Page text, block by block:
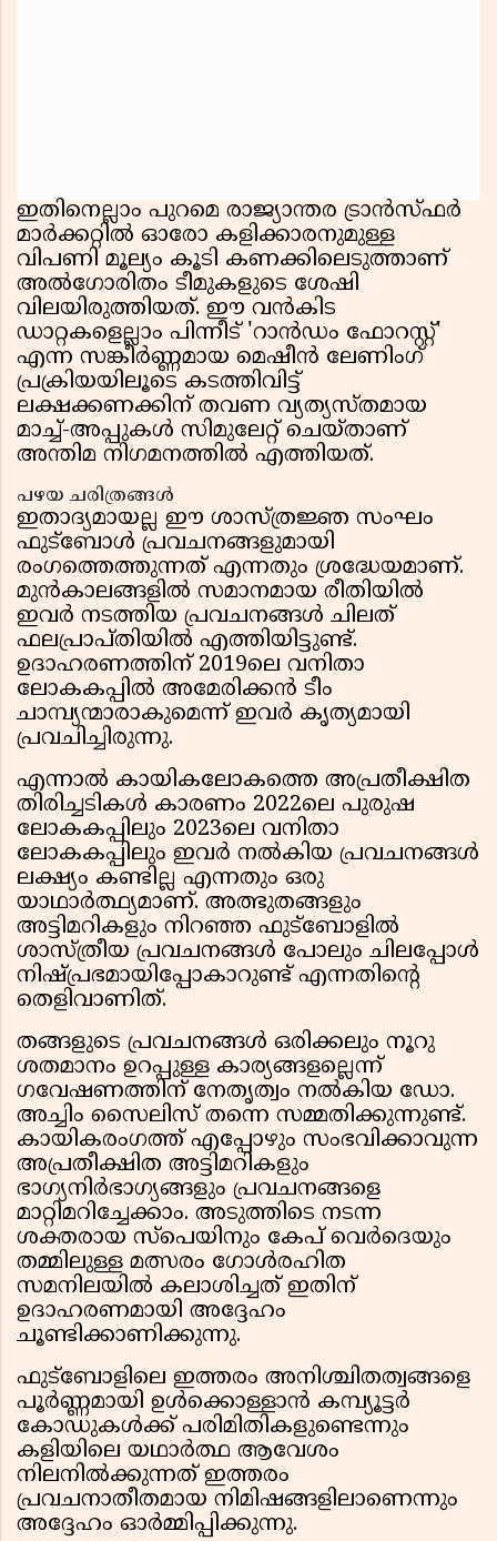
ഇതിനെല്ലാം പുറമെ രാജ്യാന്തര ട്രാൻസ്ഫർ
മാർക്കറ്റിൽ ഓരോ കളിക്കാരനുമുള്ള
വിപണി മൂല്യം കൂടി കണക്കിലെടുത്താണ്
അൽഗോരിതം ടീമുകളുടെ ശേഷി
വിലയിരുത്തിയത്. ഈ വൻകിട
ഡാറ്റകളെല്ലാം പിന്നീട് 'റാൻഡം ഫോറസ്റ്റ്'
എന്ന സങ്കീർണ്ണമായ മെഷീൻ ലേണിംഗ്
പ്രക്രിയയിലൂടെ കടത്തിവിട്ട്
ലക്ഷക്കണക്കിന് തവണ വ്യത്യസ്തമായ
മാച്ച്-അപ്പുകൾ സിമുലേറ്റ് ചെയ്താണ്
അന്തിമ നിഗമനത്തിൽ എത്തിയത്.
പഴയ ചരിത്രങ്ങൾ
ഇതാദ്യമായല്ല ഈ ശാസ്ത്രജ്ഞ സംഘം
ഫുട്ബോൾ പ്രവചനങ്ങളുമായി
രംഗത്തെത്തുന്നത് എന്നതും ശ്രദ്ധേയമാണ്.
മുൻകാലങ്ങളിൽ സമാനമായ രീതിയിൽ
ഇവർ നടത്തിയ പ്രവചനങ്ങൾ ചിലത്
ഫലപ്രാപ്തിയിൽ എത്തിയിട്ടുണ്ട്.
ഉദാഹരണത്തിന് 2019ലെ വനിതാ
ലോകകപ്പിൽ അമേരിക്കൻ ടീം
ചാമ്പ്യന്മാരാകുമെന്ന് ഇവർ കൃത്യമായി
പ്രവചിച്ചിരുന്നു.
എന്നാൽ കായികലോകത്തെ അപ്രതീക്ഷിത
തിരിച്ചടികൾ കാരണം 2022ലെ പുരുഷ
ലോകകപ്പിലും 2023ലെ വനിതാ
ലോകകപ്പിലും ഇവർ നൽകിയ പ്രവചനങ്ങൾ
ലക്ഷ്യം കണ്ടില്ല എന്നതും ഒരു
യാഥാർത്ഥ്യമാണ്. അത്ഭുതങ്ങളും
അട്ടിമറികളും നിറഞ്ഞ ഫുട്ബോളിൽ
ശാസ്ത്രീയ പ്രവചനങ്ങൾ പോലും ചിലപ്പോൾ
നിഷ്പ്രഭമായിപ്പോകാറുണ്ട് എന്നതിൻ്റെ
തെളിവാണിത്.
തങ്ങളുടെ പ്രവചനങ്ങൾ ഒരിക്കലും നൂറു
ശതമാനം ഉറപ്പുള്ള കാര്യങ്ങളല്ലെന്ന്
ഗവേഷണത്തിന് നേതൃത്വം നൽകിയ ഡോ.
അച്ചിം സൈലിസ് തന്നെ സമ്മതിക്കുന്നുണ്ട്.
കായികരംഗത്ത് എപ്പോഴും സംഭവിക്കാവുന്ന
അപ്രതീക്ഷിത അട്ടിമറികളും
ഭാഗ്യനിർഭാഗ്യങ്ങളും പ്രവചനങ്ങളെ
മാറ്റിമറിച്ചേക്കാം. അടുത്തിടെ നടന്ന
ശക്തരായ സ്പെയിനും കേപ് വെർദെയും
തമ്മിലുള്ള മത്സരം ഗോൾരഹിത
സമനിലയിൽ കലാശിച്ചത് ഇതിന്
ഉദാഹരണമായി അദ്ദേഹം
ചൂണ്ടിക്കാണിക്കുന്നു.
ഫുട്ബോളിലെ ഇത്തരം അനിശ്ചിതത്വങ്ങളെ
പൂർണ്ണമായി ഉൾക്കൊള്ളാൻ കമ്പ്യൂട്ടർ
കോഡുകൾക്ക് പരിമിതികളുണ്ടെന്നും
കളിയിലെ യഥാർത്ഥ ആവേശം
നിലനിൽക്കുന്നത് ഇത്തരം
പ്രവചനാതീതമായ നിമിഷങ്ങളിലാണെന്നും
അദ്ദേഹം ഓർമ്മിപ്പിക്കുന്നു.